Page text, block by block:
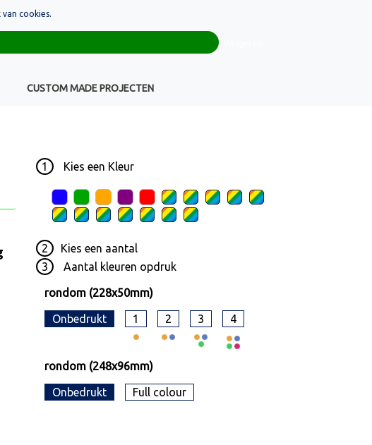
+32(0)16 43 54 19
CUSTOM MADE PROJECTEN
1 Kies een Kleur
2 Kies een aantal
3
Aantal kleuren opdruk
rondom (228x50mm)
Onbedrukt 1 2 3 4
rondom (248x96mm)
Onbedrukt Full colour
cookies.